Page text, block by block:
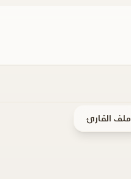
ملف القارئ